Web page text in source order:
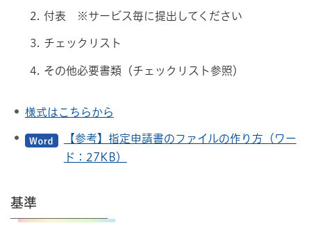
付表 ※サービス毎に提出してください
チェックリスト
その他必要書類（チェックリスト参照）
様式はこちらから
【参考】指定申請書のファイルの作り方（ワー
ド：27KB）
基準